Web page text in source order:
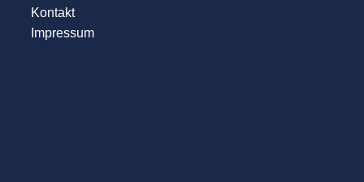
Kontakt
Impressum